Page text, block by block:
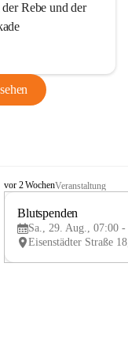
Rebe und der
B
e
vor 2 WochenVeranstaltung
Blutspenden
Sa., 29. Aug., 07:00 -